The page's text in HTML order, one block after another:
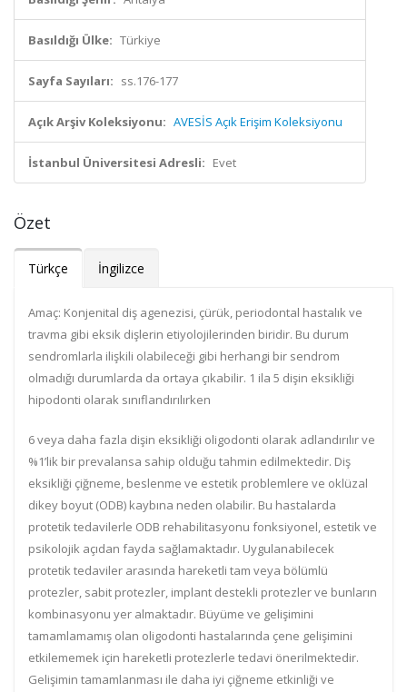
Basıldığı Ülke: Türkiye
Sayfa Sayıları: ss.176-177
Açık Arşiv Koleksiyonu: AVESİS Açık Erişim Koleksiyonu
İstanbul Üniversitesi Adresli: Evet
Özet
Türkçe İngilizce
Amaç: Konjenital diş agenezisi, çürük, periodontal hastalık ve
travma gibi eksik dişlerin etiyolojilerinden biridir. Bu durum
sendromlarla ilişkili olabileceği gibi herhangi bir sendrom
olmadığı durumlarda da ortaya çıkabilir. 1 ila 5 dişin eksikliği
hipodonti olarak sınıflandırılırken
6 veya daha fazla dişin eksikliği oligodonti olarak adlandırılır ve
%1’lik bir prevalansa sahip olduğu tahmin edilmektedir. Diş
eksikliği çiğneme, beslenme ve estetik problemlere ve oklüzal
dikey boyut (ODB) kaybına neden olabilir. Bu hastalarda
protetik tedavilerle ODB rehabilitasyonu fonksiyonel, estetik ve
psikolojik açıdan fayda sağlamaktadır. Uygulanabilecek
protetik tedaviler arasında hareketli tam veya bölümlü
protezler, sabit protezler, implant destekli protezler ve bunların
kombinasyonu yer almaktadır. Büyüme ve gelişimini
tamamlamamış olan oligodonti hastalarında çene gelişimini
etkilememek için hareketli protezlerle tedavi önerilmektedir.
Gelişimin tamamlanması ile daha iyi çiğneme etkinliği ve